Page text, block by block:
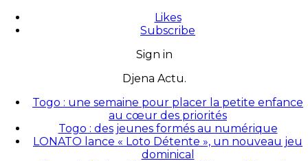
Likes
Subscribe
Sign in
Djena Actu.
Togo : une semaine pour placer la petite enfance
au cœur des priorités
Togo : des jeunes formés au numérique
LONATO lance « Loto Détente », un nouveau jeu
dominical